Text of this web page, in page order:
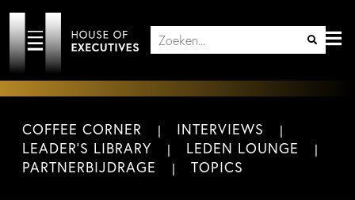
COFFEE CORNER
INTERVIEWS
LEADER'S LIBRARY
LEDEN LOUNGE
PARTNERBIJDRAGE
TOPICS